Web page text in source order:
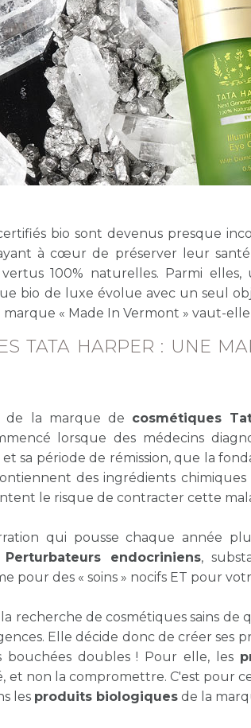
bio sont devenus presque
à cœur de préserver leur
100% naturelles. Parmi elles,
bio de luxe évolue avec un seul
marque « Made In Vermont » vaut-
TATA HARPER : UNE
de la marque de cosmétiques
lorsque des médecins
sa période de rémission, que la
des ingrédients
le risque de contracter cette
qui pousse chaque année
Perturbateurs endocriniens,
pour des « soins » nocifs ET pour
recherche de cosmétiques sains de
Elle décide donc de créer ses
doubles ! Pour elle, les
et non la compromettre. C'est pour
les produits biologiques de la